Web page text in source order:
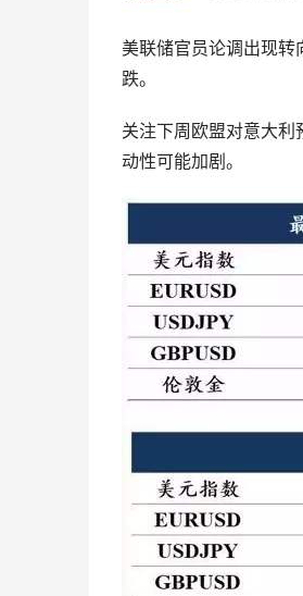
美联储官员论调出现
跌。
关注下周欧盟对意大
动性可能加剧。